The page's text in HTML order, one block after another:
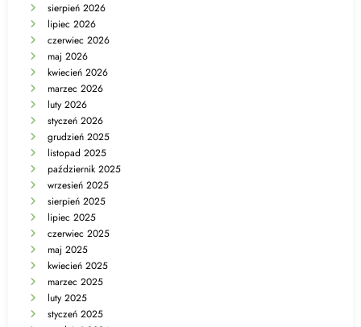
sierpień 2026
lipiec 2026
czerwiec 2026
maj 2026
kwiecień 2026
marzec 2026
luty 2026
styczeń 2026
grudzień 2025
listopad 2025
październik 2025
wrzesień 2025
sierpień 2025
lipiec 2025
czerwiec 2025
maj 2025
kwiecień 2025
marzec 2025
luty 2025
styczeń 2025